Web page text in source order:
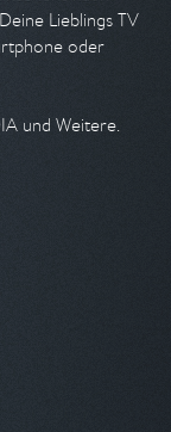
Lieblings TV
oder
und Weitere.